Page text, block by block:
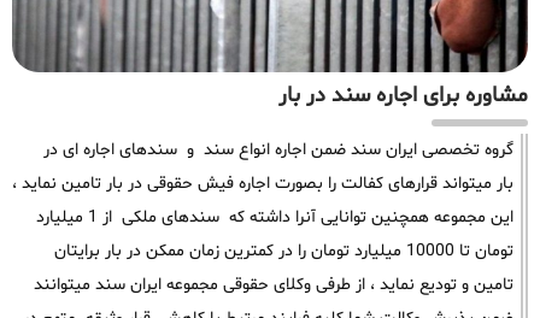
مشاوره برای اجاره سند در بار
گروه تخصصی ایران سند ضمن اجاره انواع سند و سندهای اجاره ای در
بار میتواند قرارهای کفالت را بصورت اجاره فیش حقوقی در بار تامین نماید ،
این مجموعه همچنین توانایی آنرا داشته که سندهای ملکی از 1 میلیارد
تومان تا 10000 میلیارد تومان را در کمترین زمان ممکن در بار برایتان
تامین و تودیع نماید ، از طرفی وکلای حقوقی مجموعه ایران سند میتوانند